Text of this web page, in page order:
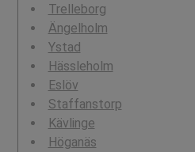
Trelleborg
Ängelholm
Ystad
Hässleholm
Eslöv
Staffanstorp
Kävlinge
Höganäs